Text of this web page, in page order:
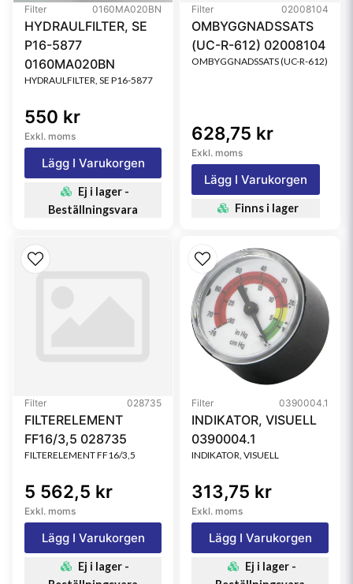
Filter 0160MA020BN
HYDRAULFILTER, SE
P16-5877
0160MA020BN
HYDRAULFILTER, SE P16-5877
550 kr
Exkl. moms
Lägg I Varukorgen
Ej i lager -
Beställningsvara
Filter 02008104
OMBYGGNADSSATS
(UC-R-612) 02008104
OMBYGGNADSSATS (UC-R-612)
628,75 kr
Exkl. moms
Lägg I Varukorgen
Finns i lager
Filter 028735
FILTERELEMENT
FF16/3,5 028735
FILTERELEMENT FF16/3,5
5 562,5 kr
Exkl. moms
Lägg I Varukorgen
Ej i lager -
Filter 0390004.1
INDIKATOR, VISUELL
0390004.1
INDIKATOR, VISUELL
313,75 kr
Exkl. moms
Lägg I Varukorgen
Ej i lager -